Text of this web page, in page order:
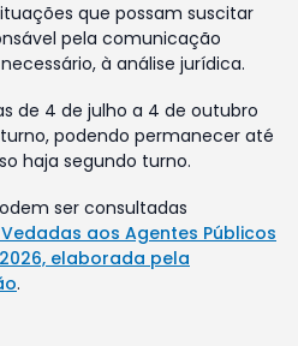
que possam suscitar
pela comunicação
à análise jurídica.
de 4 de julho a 4 de outubro
podendo permanecer até
haja segundo turno.
ser consultadas
aos Agentes Públicos
elaborada pela
.